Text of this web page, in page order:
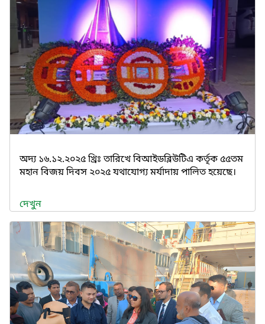
অদ্য ১৬.১২.২০২৫ খ্রিঃ তারিখে বিআইডব্লিউটিএ কর্তৃক ৫৫তম
মহান বিজয় দিবস ২০২৫ যথাযোগ্য মর্যাদায় পালিত হয়েছে।
দেখুন